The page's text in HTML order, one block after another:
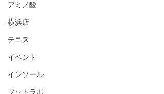
アミノ酸
横浜店
テニス
イベント
インソール
フットラボ